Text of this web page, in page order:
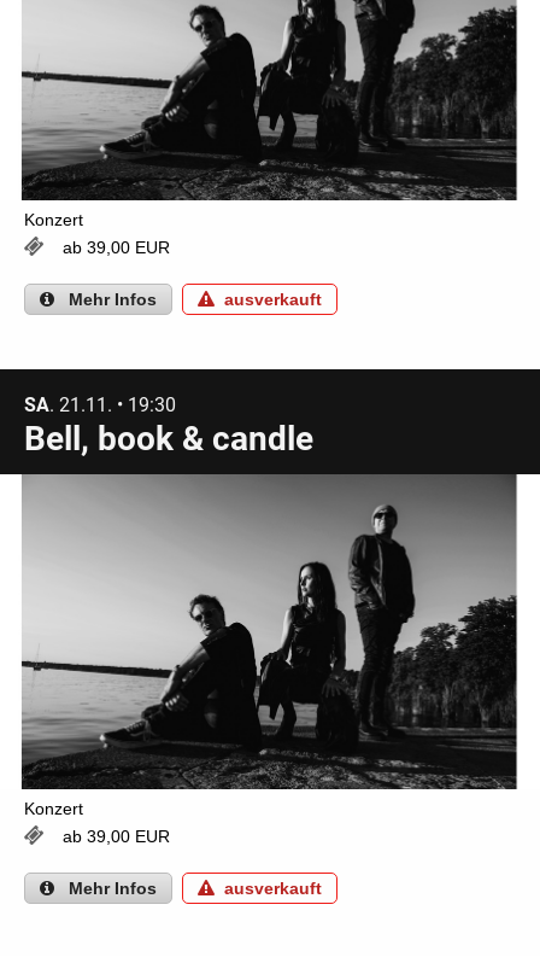
Konzert
ab 39,00 EUR
Mehr Infos ausverkauft
SA. 21.11. • 19:30
Bell, book & candle
Konzert
ab 39,00 EUR
Mehr Infos ausverkauft